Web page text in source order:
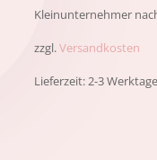
Kleinunternehmer
zzgl.Versandkosten
Lieferzeit: 2-3 Werktage